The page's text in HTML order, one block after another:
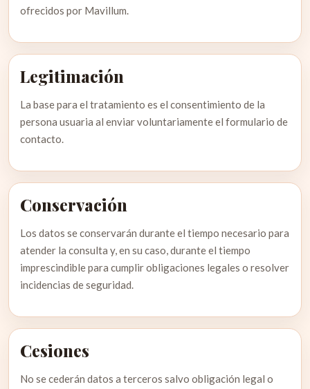
ofrecidos por Mavillum.
Legitimación
La base para el tratamiento es el consentimiento de la
persona usuaria al enviar voluntariamente el formulario de
contacto.
Conservación
Los datos se conservarán durante el tiempo necesario para
atender la consulta y, en su caso, durante el tiempo
imprescindible para cumplir obligaciones legales o resolver
incidencias de seguridad.
Cesiones
No se cederán datos a terceros salvo obligación legal o